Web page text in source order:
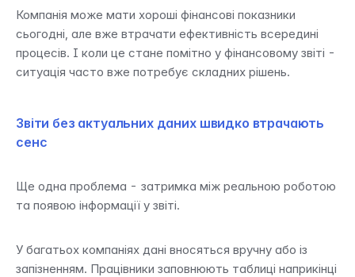
Компанія може мати хороші фінансові показники
сьогодні, але вже втрачати ефективність всередині
процесів. І коли це стане помітно у фінансовому звіті -
ситуація часто вже потребує складних рішень.
Звіти без актуальних даних швидко втрачають
сенс
Ще одна проблема - затримка між реальною роботою
та появою інформації у звіті.
У багатьох компаніях дані вносяться вручну або із
запізненням. Працівники заповнюють таблиці наприкінці